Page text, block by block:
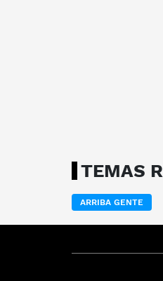
TEMAS
ARRIBA GENTE